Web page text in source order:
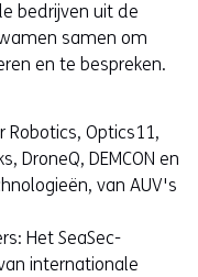
bedrijven uit de
samen om
en te bespreken.
Optics11,
DroneQ, DEMCON en
van AUV's
Het SeaSec-
internationale